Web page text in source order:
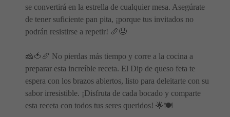
se convertirá en la estrella de cualquier mesa. Asegúrate
de tener suficiente pan pita, ¡porque tus invitados no
podrán resistirse a repetir! 🥖🤤
🧀🍅🥖 No pierdas más tiempo y corre a la cocina a
preparar esta increíble receta. El Dip de queso feta te
espera con los brazos abiertos, listo para deleitarte con su
sabor irresistible. ¡Disfruta de cada bocado y comparte
esta receta con todos tus seres queridos! 🌟🍽️